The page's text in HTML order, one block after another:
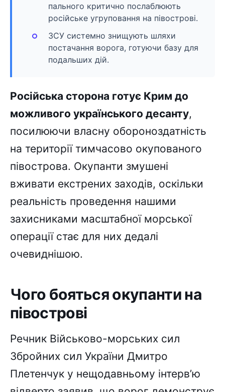
пального критично послаблюють
російське угруповання на півострові.
ЗСУ системно знищують шляхи
постачання ворога, готуючи базу для
подальших дій.
Російська сторона готує Крим до
можливого українського десанту,
посилюючи власну обороноздатність
на території тимчасово окупованого
півострова. Окупанти змушені
вживати екстрених заходів, оскільки
реальність проведення нашими
захисниками масштабної морської
операції стає для них дедалі
очевиднішою.
Чого бояться окупанти на
півострові
Речник Військово-морських сил
Збройних сил України Дмитро
Плетенчук у нещодавньому інтерв’ю